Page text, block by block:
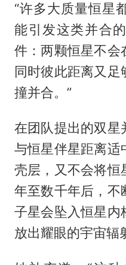
“许多大质量恒星
能引发这类并合
件：两颗恒星不会
同时彼此距离又
撞并合。”
在团队提出的双星
与恒星伴星距离适
壳层，又不会将恒
年至数千年后，不
子星会坠入恒星内
放出耀眼的宇宙辐